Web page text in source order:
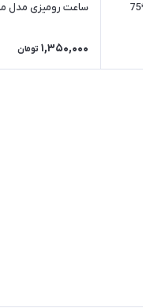
تابلو فرش وان یکاد سایز 125*75
ساعت رومیزی مدل
1,350,000 تومان